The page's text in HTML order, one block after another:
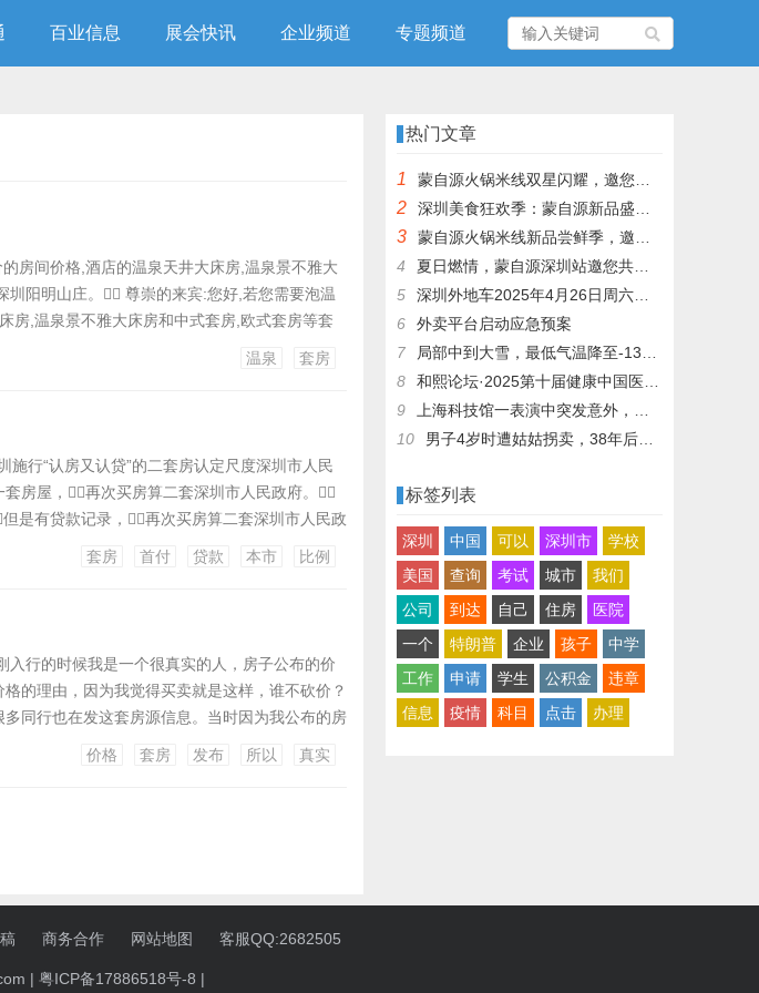
百业信息 展会快讯 企业频道 专题频道
房间价格,酒店的温泉天井大床房,温泉景不雅大
阳明山庄。 尊崇的来宾:您好,若您需要泡温
房,温泉景不雅大床房和中式套房,欧式套房等套
温泉 套房
施行“认房又认贷”的二套房认定尺度深圳市人民
房屋，再次买房算二套深圳市人民政府。
是有贷款记录，再次买房算二套深圳市人民政
置，再次买算二套深圳市人民政府。 银行
套房 首付 贷款 本市 比例
行的时候我是一个很真实的人，房子公布的价
的理由，因为我觉得买卖就是这样，谁不砍价？
同行也在发这套房源信息。当时因为我公布的房
来，有个客户主动咨询询问价格，经常说，为
价格 套房 发布 所以 真实
热门文章
1 蒙自源火锅米线双星闪耀，邀您共享辣爽夏日盛宴！
2 深圳美食狂欢季：蒙自源新品盛宴邀您品尝
3
蒙自源火锅米线新品尝鲜季，邀您共享味蕾盛宴！
4
夏日燃情，蒙自源深圳站邀您共赴美食盛宴！
5
深圳外地车2025年4月26日周六限行吗
6
外卖平台启动应急预案
7
局部中到大雪，最低气温降至-13℃，济南今冬的第一场雪，或跟去年同一时间！
8
和熙论坛·2025第十届健康中国医药连锁发展论坛在泰州举办
9
上海科技馆一表演中突发意外，机器人从高处坠落摔毁
10
男子4岁时遭姑姑拐卖，38年后终回家认亲！聋哑父母苦寻多年，母亲已抱憾离世丨红星寻人
标签列表
深圳 中国 可以 深圳市
学校
美国
查询 考试 城市
我们
公司
到达 自己 住房
医院
一个
特朗普 企业 孩子
中学
工作
申请 学生 公积金
违章
信息
疫情 科目 点击 办理
商务合作 网站地图 客服QQ:2682505
| 粤ICP备17886518号-8 |